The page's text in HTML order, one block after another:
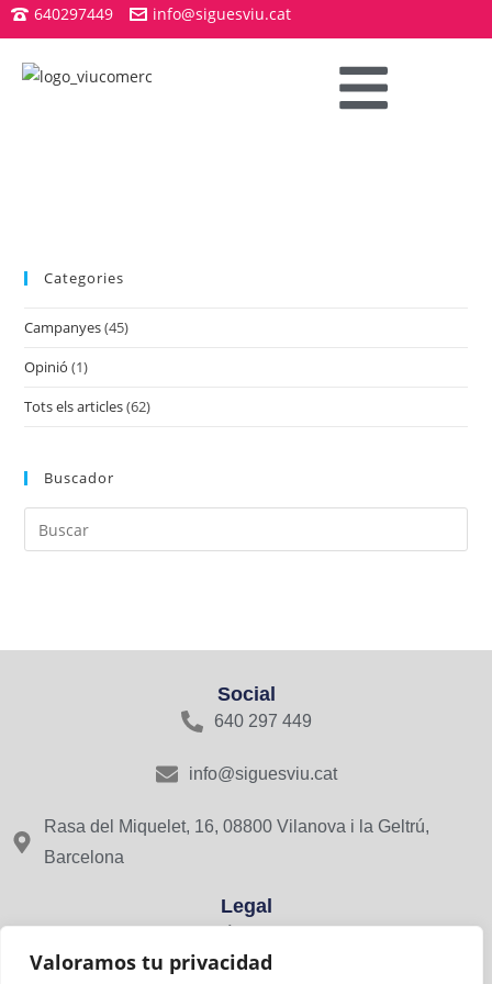
Valoramos tu privacidad
640297449 info@siguesviu.cat
Categories
Campanyes(45)
Opinió (1)
Tots els articles(62)
Buscador
Social
640 297 449
info@siguesviu.cat
Rasa del Miquelet, 16, 08800 Vilanova i la Geltrú,
Barcelona
Legal